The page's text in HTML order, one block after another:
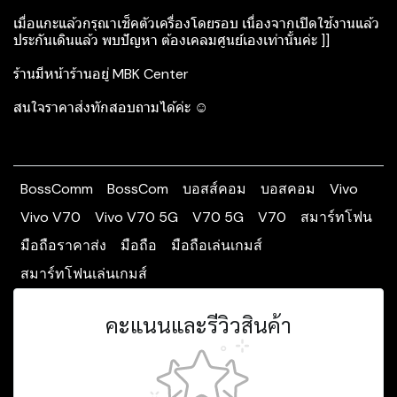
เมื่อแกะแล้วกรุณาเช็คตัวเครื่องโดยรอบ เนื่องจากเปิดใช้งานแล้ว
ประกันเดินแล้ว พบปัญหา ต้องเคลมศูนย์เองเท่านั้นค่ะ ]]
ร้านมีหน้าร้านอยู่ MBK Center
สนใจราคาส่งทักสอบถามได้ค่ะ ☺️
BossComm BossCom บอสส์คอม บอสคอม
Vivo
Vivo V70
Vivo V70 5G V70 5G V70
สมาร์ทโฟน
มือถือราคาส่ง
มือถือ
มือถือเล่นเกมส์
สมาร์ทโฟนเล่นเกมส์
คะแนนและรีวิวสินค้า